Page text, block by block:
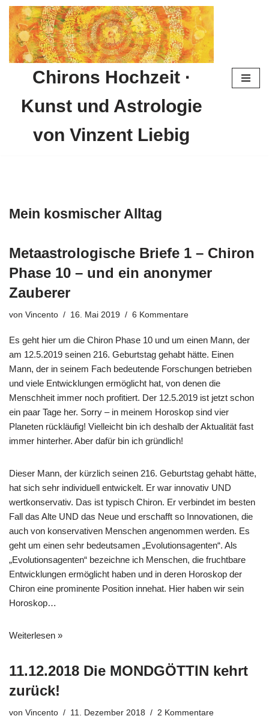
Zum
Inhalt
springen
Chirons Hochzeit ·
Kunst und Astrologie
von Vinzent Liebig
Mein kosmischer Alltag
Metaastrologische Briefe 1 – Chiron
Phase 10 – und ein anonymer
Zauberer
von Vincento 16. Mai 2019 6 Kommentare
Es geht hier um die Chiron Phase 10 und um einen Mann, der
am 12.5.2019 seinen 216. Geburtstag gehabt hätte. Einen
Mann, der in seinem Fach bedeutende Forschungen betrieben
und viele Entwicklungen ermöglicht hat, von denen die
Menschheit immer noch profitiert. Der 12.5.2019 ist jetzt schon
ein paar Tage her. Sorry – in meinem Horoskop sind vier
Planeten rückläufig! Vielleicht bin ich deshalb der Aktualität fast
immer hinterher. Aber dafür bin ich gründlich!
Dieser Mann, der kürzlich seinen 216. Geburtstag gehabt hätte,
hat sich sehr individuell entwickelt. Er war innovativ UND
wertkonservativ. Das ist typisch Chiron. Er verbindet im besten
Fall das Alte UND das Neue und erschafft so Innovationen, die
auch von konservativen Menschen angenommen werden. Es
geht um einen sehr bedeutsamen „Evolutionsagenten“. Als
„Evolutionsagenten“ bezeichne ich Menschen, die fruchtbare
Entwicklungen ermöglicht haben und in deren Horoskop der
Chiron eine prominente Position innehat. Hier haben wir sein
Horoskop…
Weiterlesen »
11.12.2018 Die MONDGÖTTIN kehrt
zurück!
von Vincento 11. Dezember 2018 2 Kommentare